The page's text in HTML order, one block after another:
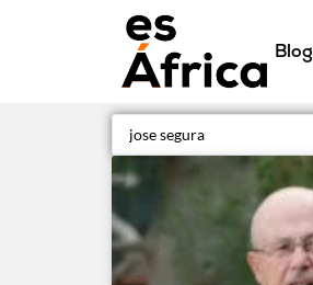
Blog